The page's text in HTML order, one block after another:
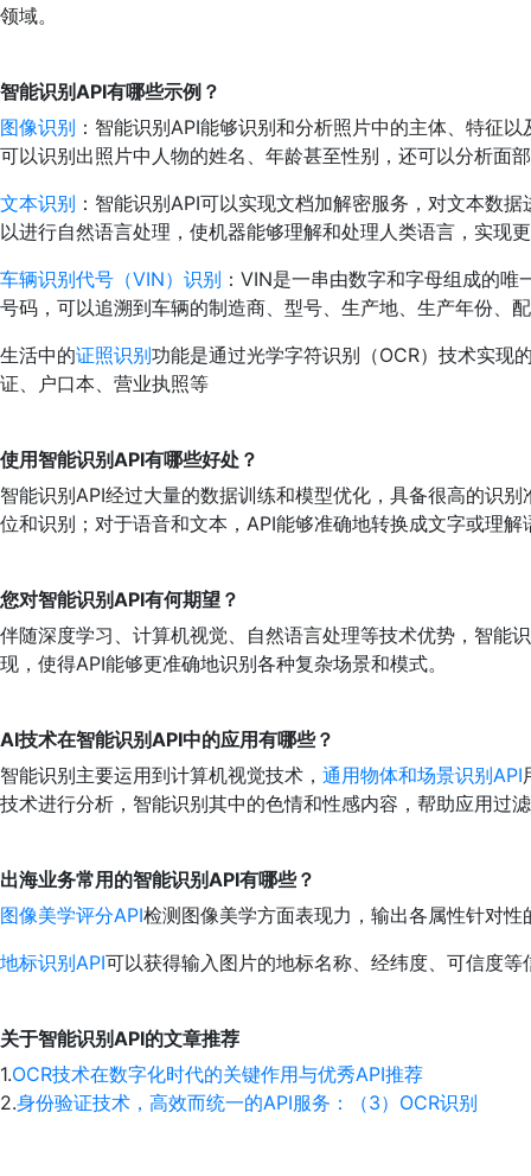
领域。
智能识别API有哪些示例？
图像识别 ：智能识别API能够识别和分析照片中的主体、特征
可以识别出照片中人物的姓名、年龄甚至性别，还可以分析面
文本识别 ：智能识别API可以实现文档加解密服务，对文本数
以进行自然语言处理，使机器能够理解和处理人类语言，实现
车辆识别代号（VIN）识别 ：VIN是一串由数字和字母组成的
号码，可以追溯到车辆的制造商、型号、生产地、生产年份、
生活中的证照识别功能是通过光学字符识别（OCR）技术实现
证、户口本、营业执照等
使用智能识别API有哪些好处？
智能识别API经过大量的数据训练和模型优化，具备很高的识
位和识别；对于语音和文本，API能够准确地转换成文字或理
您对智能识别API有何期望？
伴随深度学习、计算机视觉、自然语言处理等技术优势，智能
现，使得API能够更准确地识别各种复杂场景和模式。
AI技术在智能识别API中的应用有哪些？
智能识别主要运用到计算机视觉技术， 通用物体和场景识别API
技术进行分析，智能识别其中的色情和性感内容，帮助应用过
出海业务常用的智能识别API有哪些？
图像美学评分API检测图像美学方面表现力，输出各属性针对性
地标识别API可以获得输入图片的地标名称、经纬度、可信度等
关于智能识别API的文章推荐
1.OCR技术在数字化时代的关键作用与优秀API推荐
2.身份验证技术，高效而统一的API服务：（3）OCR识别